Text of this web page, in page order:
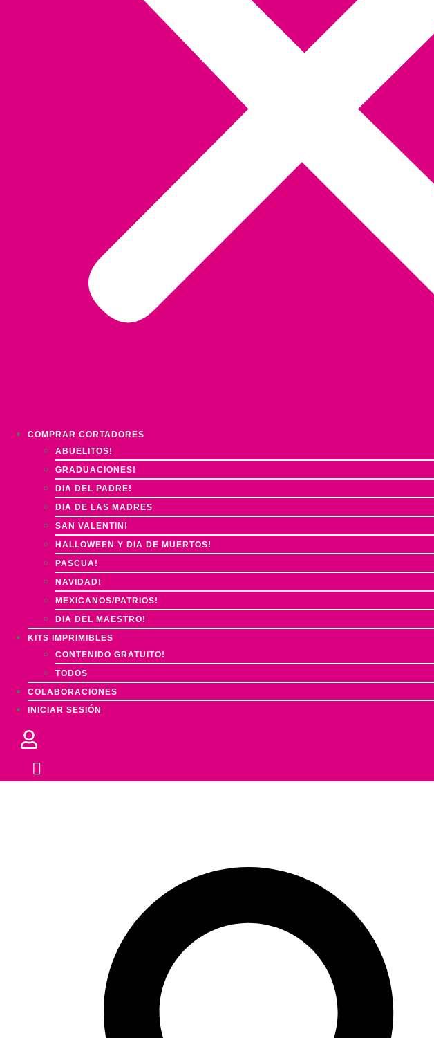
COMPRAR CORTADORES
ABUELITOS!
GRADUACIONES!
DIA DEL PADRE!
DIA DE LAS MADRES
SAN VALENTIN!
HALLOWEEN Y DIA DE MUERTOS!
PASCUA!
NAVIDAD!
MEXICANOS/PATRIOS!
DIA DEL MAESTRO!
KITS IMPRIMIBLES
CONTENIDO GRATUITO!
TODOS
COLABORACIONES
INICIAR SESIÓN